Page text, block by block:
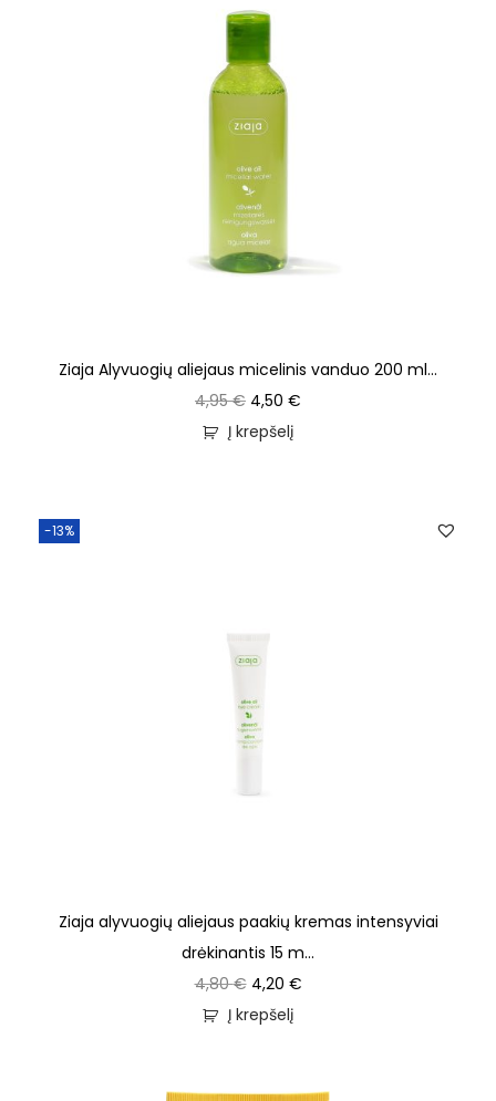
Ziaja Alyvuogių aliejaus micelinis vanduo 200 ml...
4,95€ 4,50 €
Į krepšelį
-13%
Ziaja alyvuogių aliejaus paakių kremas intensyviai
drėkinantis 15 m...
4,80€ 4,20 €
Į krepšelį